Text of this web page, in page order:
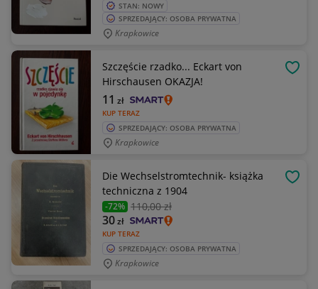
STAN: NOWY
SPRZEDAJĄCY: OSOBA PRYWATNA
Krapkowice
Szczęście rzadko... Eckart von
Hirschausen OKAZJA!
KUP TERAZ
11 zł
SPRZEDAJĄCY: OSOBA PRYWATNA
Krapkowice
Die Wechselstromtechnik- książka
techniczna z 1904
-72% 110,00 zł
KUP TERAZ
30zł
SPRZEDAJĄCY: OSOBA PRYWATNA
Krapkowice